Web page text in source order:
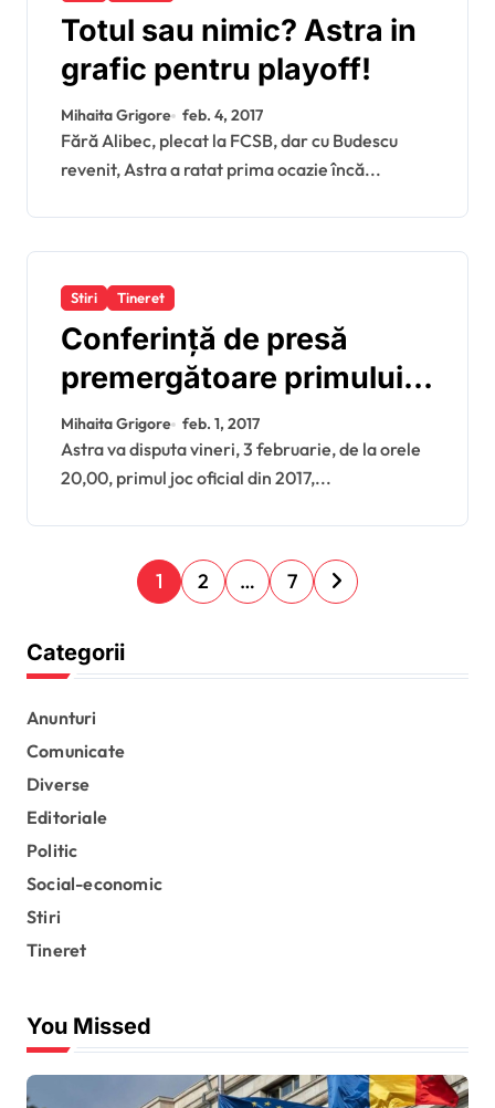
Totul sau nimic? Astra in
grafic pentru playoff!
Mihaita Grigore feb. 4, 2017
Fără Alibec, plecat la FCSB, dar cu Budescu
revenit, Astra a ratat prima ocazie încă...
Stiri Tineret
Conferinţă de presă
premergătoare primului
meci oficial din 2017
Mihaita Grigore feb. 1, 2017
Astra va disputa vineri, 3 februarie, de la orele
20,00, primul joc oficial din 2017,...
P
a
i
e
i
c
1 2 … 7
Categorii
Anunturi
Comunicate
Diverse
Editoriale
Politic
Social-economic
Stiri
Tineret
You Missed